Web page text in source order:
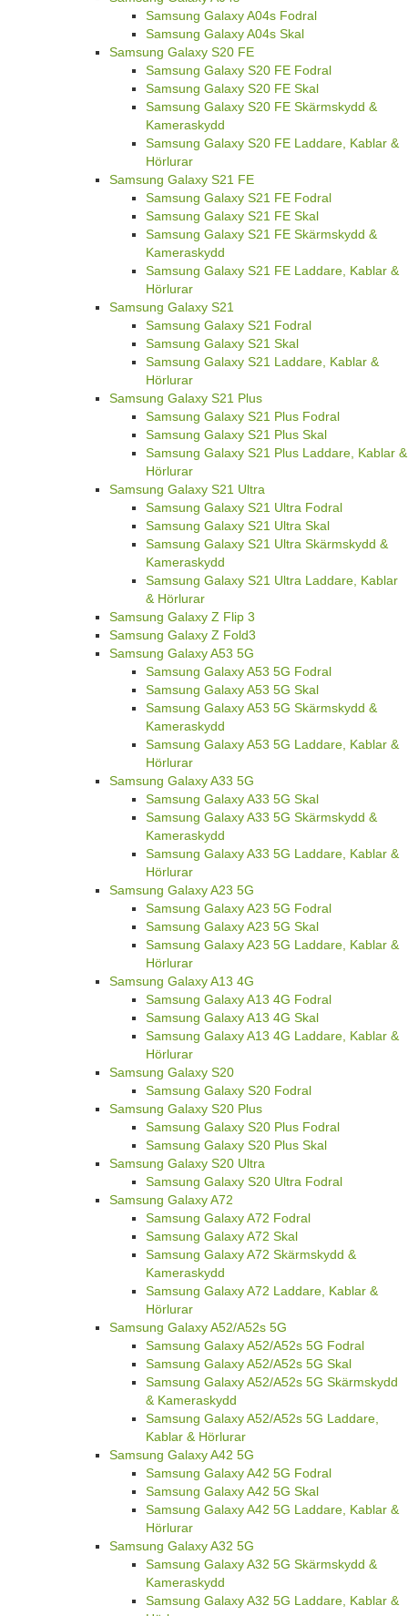
Samsung Galaxy A04s Fodral
Samsung Galaxy A04s Skal
Samsung Galaxy S20 FE
Samsung Galaxy S20 FE Fodral
Samsung Galaxy S20 FE Skal
Samsung Galaxy S20 FE Skärmskydd &
Kameraskydd
Samsung Galaxy S20 FE Laddare, Kablar &
Hörlurar
Samsung Galaxy S21 FE
Samsung Galaxy S21 FE Fodral
Samsung Galaxy S21 FE Skal
Samsung Galaxy S21 FE Skärmskydd &
Kameraskydd
Samsung Galaxy S21 FE Laddare, Kablar &
Hörlurar
Samsung Galaxy S21
Samsung Galaxy S21 Fodral
Samsung Galaxy S21 Skal
Samsung Galaxy S21 Laddare, Kablar &
Hörlurar
Samsung Galaxy S21 Plus
Samsung Galaxy S21 Plus Fodral
Samsung Galaxy S21 Plus Skal
Samsung Galaxy S21 Plus Laddare, Kablar &
Hörlurar
Samsung Galaxy S21 Ultra
Samsung Galaxy S21 Ultra Fodral
Samsung Galaxy S21 Ultra Skal
Samsung Galaxy S21 Ultra Skärmskydd &
Kameraskydd
Samsung Galaxy S21 Ultra Laddare, Kablar
& Hörlurar
Samsung Galaxy Z Flip 3
Samsung Galaxy Z Fold3
Samsung Galaxy A53 5G
Samsung Galaxy A53 5G Fodral
Samsung Galaxy A53 5G Skal
Samsung Galaxy A53 5G Skärmskydd &
Kameraskydd
Samsung Galaxy A53 5G Laddare, Kablar &
Hörlurar
Samsung Galaxy A33 5G
Samsung Galaxy A33 5G Skal
Samsung Galaxy A33 5G Skärmskydd &
Kameraskydd
Samsung Galaxy A33 5G Laddare, Kablar &
Hörlurar
Samsung Galaxy A23 5G
Samsung Galaxy A23 5G Fodral
Samsung Galaxy A23 5G Skal
Samsung Galaxy A23 5G Laddare, Kablar &
Hörlurar
Samsung Galaxy A13 4G
Samsung Galaxy A13 4G Fodral
Samsung Galaxy A13 4G Skal
Samsung Galaxy A13 4G Laddare, Kablar &
Hörlurar
Samsung Galaxy S20
Samsung Galaxy S20 Fodral
Samsung Galaxy S20 Plus
Samsung Galaxy S20 Plus Fodral
Samsung Galaxy S20 Plus Skal
Samsung Galaxy S20 Ultra
Samsung Galaxy S20 Ultra Fodral
Samsung Galaxy A72
Samsung Galaxy A72 Fodral
Samsung Galaxy A72 Skal
Samsung Galaxy A72 Skärmskydd &
Kameraskydd
Samsung Galaxy A72 Laddare, Kablar &
Hörlurar
Samsung Galaxy A52/A52s 5G
Samsung Galaxy A52/A52s 5G Fodral
Samsung Galaxy A52/A52s 5G Skal
Samsung Galaxy A52/A52s 5G Skärmskydd
& Kameraskydd
Samsung Galaxy A52/A52s 5G Laddare,
Kablar & Hörlurar
Samsung Galaxy A42 5G
Samsung Galaxy A42 5G Fodral
Samsung Galaxy A42 5G Skal
Samsung Galaxy A42 5G Laddare, Kablar &
Hörlurar
Samsung Galaxy A32 5G
Samsung Galaxy A32 5G Skärmskydd &
Kameraskydd
Samsung Galaxy A32 5G Laddare, Kablar &